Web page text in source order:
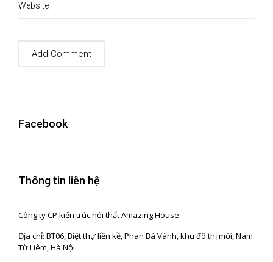
Website
Facebook
Thông tin liên hệ
Công ty CP kiến trúc nội thất Amazing House
Địa chỉ: BT06, Biệt thự liền kề, Phan Bá Vành, khu đô thị mới, Nam
Từ Liêm, Hà Nội